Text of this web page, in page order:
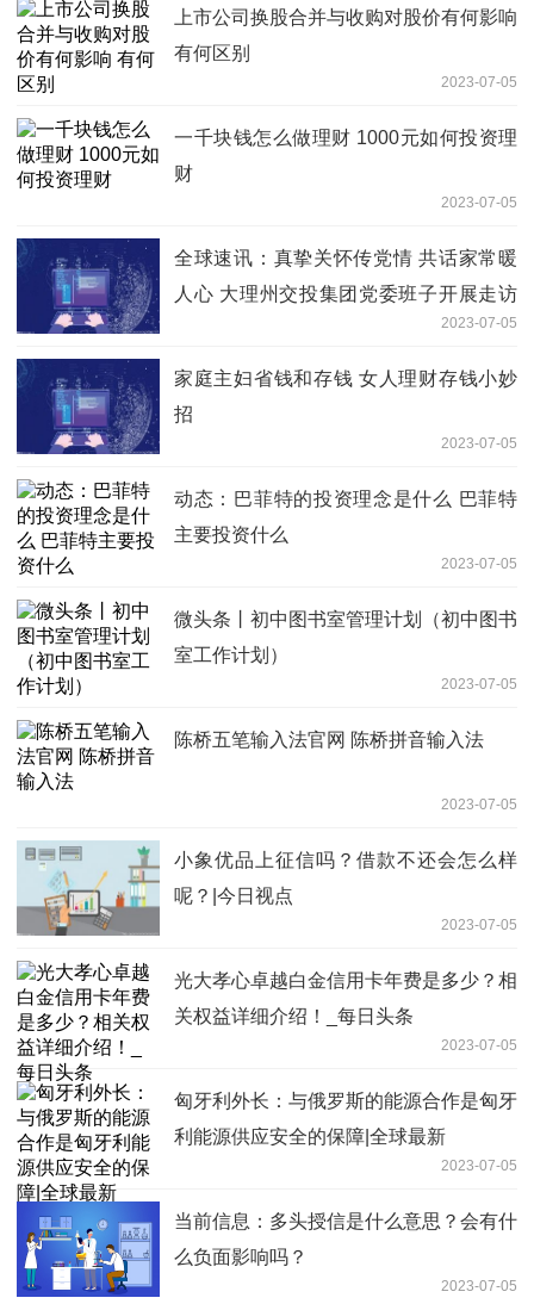
上市公司换股合并与收购对股价有何影响
有何区别
2023-07-05
一千块钱怎么做理财 1000元如何投资理
财
2023-07-05
全球速讯：真挚关怀传党情 共话家常暖
人心 大理州交投集团党委班子开展走访
2023-07-05
家庭主妇省钱和存钱 女人理财存钱小妙
招
2023-07-05
动态：巴菲特的投资理念是什么 巴菲特
主要投资什么
2023-07-05
微头条丨初中图书室管理计划（初中图书
室工作计划）
2023-07-05
陈桥五笔输入法官网 陈桥拼音输入法
2023-07-05
小象优品上征信吗？借款不还会怎么样
呢？|今日视点
2023-07-05
光大孝心卓越白金信用卡年费是多少？相
关权益详细介绍！_每日头条
2023-07-05
匈牙利外长：与俄罗斯的能源合作是匈牙
利能源供应安全的保障|全球最新
2023-07-05
当前信息：多头授信是什么意思？会有什
么负面影响吗？
2023-07-05